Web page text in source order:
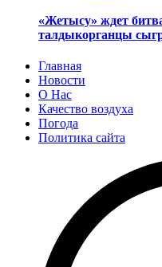
«Жетысу» ждет
талдыкорганцы
Главная
Новости
О Нас
Качество воздуха
Погода
Политика сайта